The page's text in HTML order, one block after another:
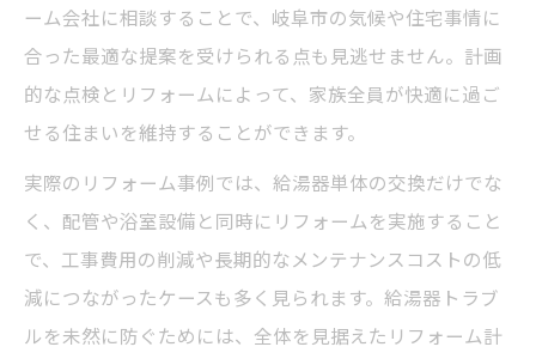
ーム会社に相談することで、岐阜市の気候や住宅事情に
合った最適な提案を受けられる点も見逃せません。計画
的な点検とリフォームによって、家族全員が快適に過ご
せる住まいを維持することができます。
実際のリフォーム事例では、給湯器単体の交換だけでな
く、配管や浴室設備と同時にリフォームを実施すること
で、工事費用の削減や長期的なメンテナンスコストの低
減につながったケースも多く見られます。給湯器トラブ
ルを未然に防ぐためには、全体を見据えたリフォーム計